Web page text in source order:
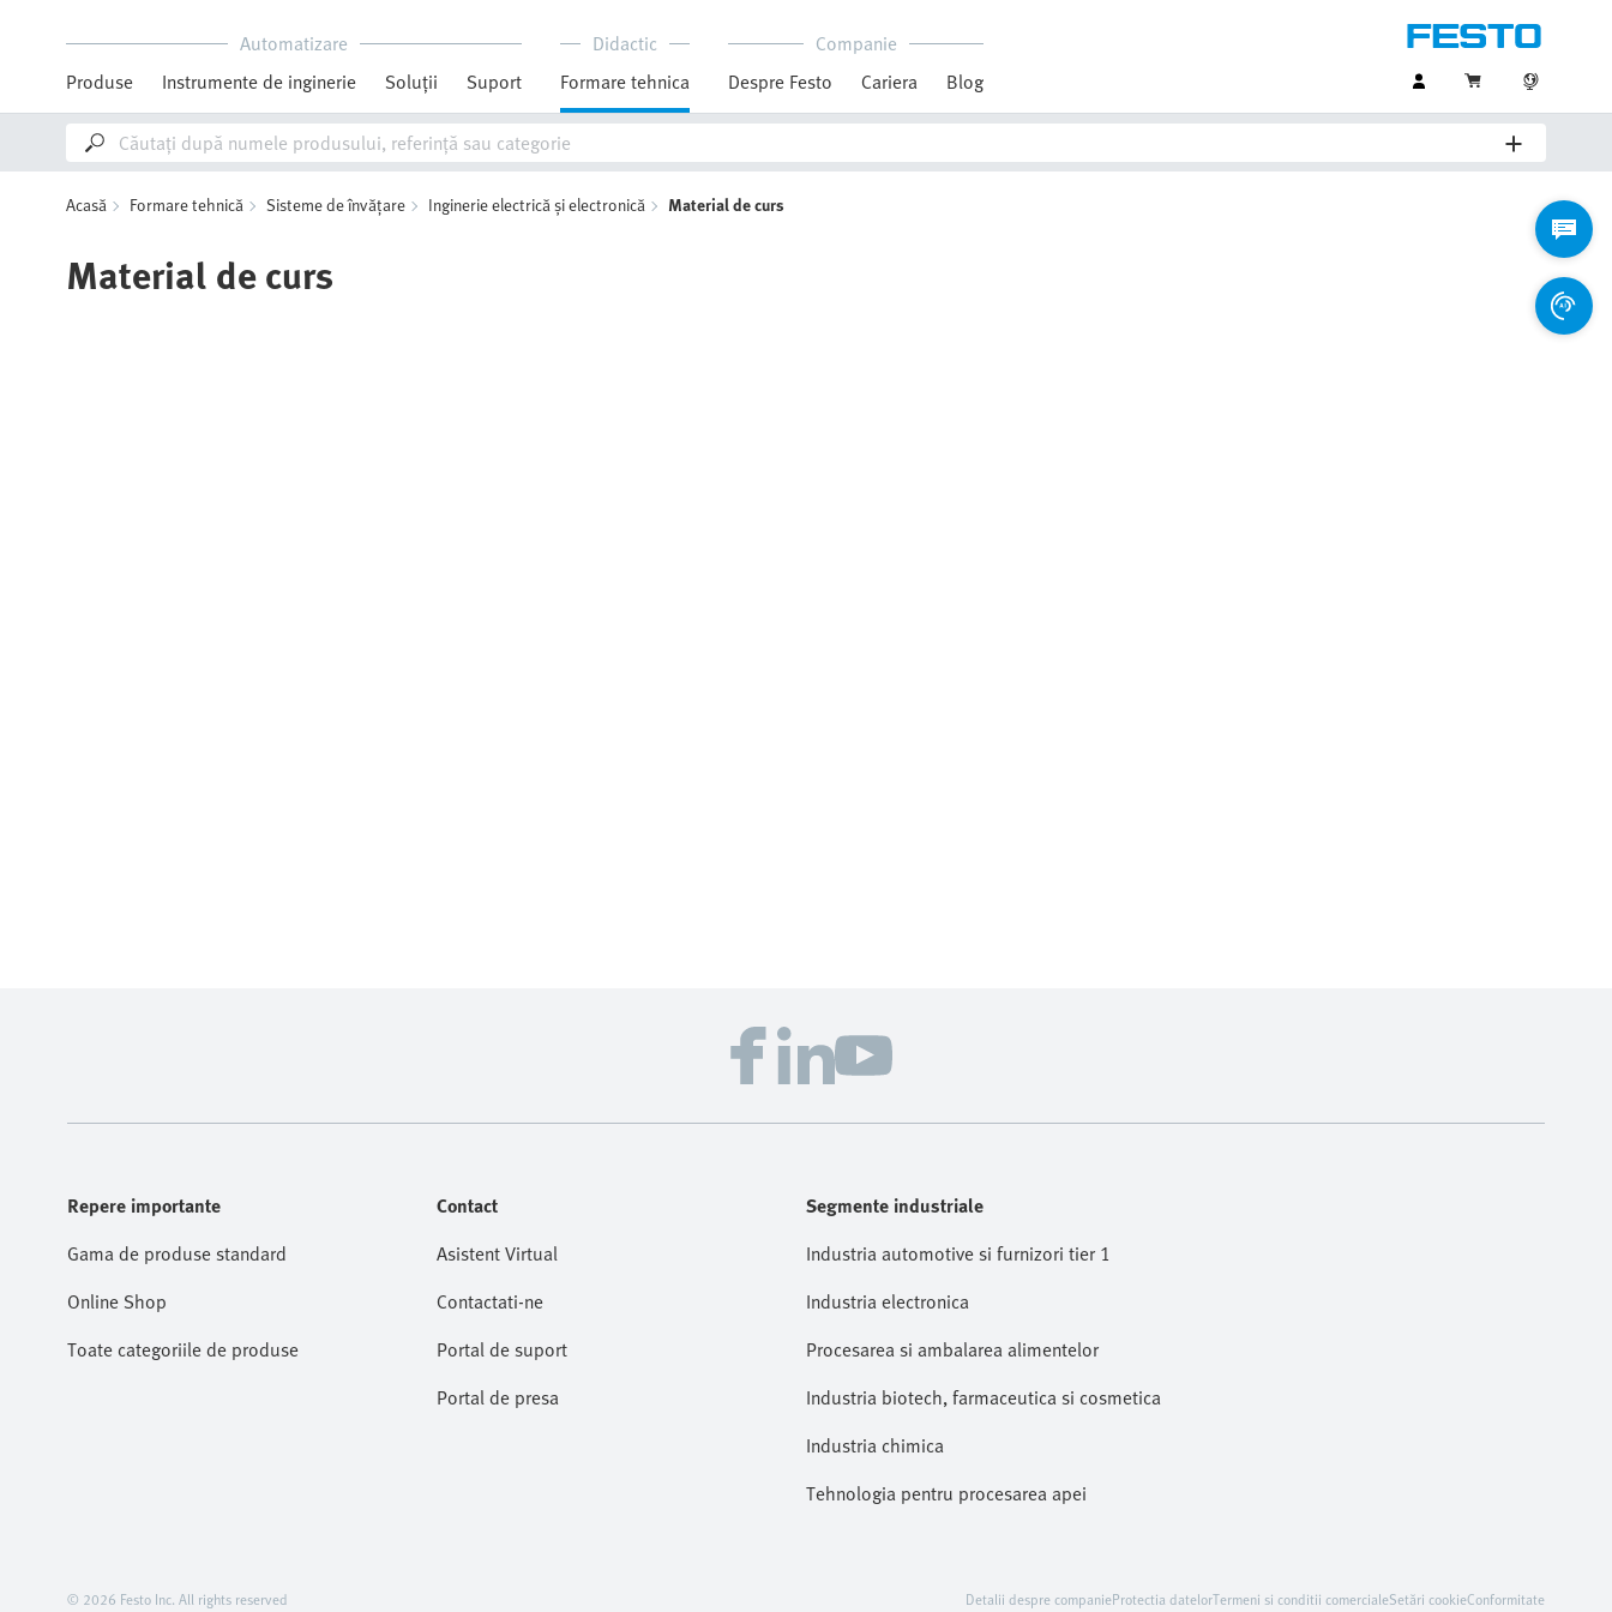
Automatizare
Produse
Instrumente de inginerie Soluții Suport
Didactic
Formare tehnica
Companie
Despre Festo
Cariera Blog
Acasă Formare tehnică Sisteme de învățare Inginerie electrică și electronică Material de curs
Material de curs
Repere importante
Gama de produse standard
Online Shop
Toate categoriile de produse
Contact
Asistent Virtual
Contactati-ne
Portal de suport
Portal de presa
Segmente industriale
Industria automotive si furnizori tier 1
Industria electronica
Procesarea si ambalarea alimentelor
Industria biotech, farmaceutica si cosmetica
Industria chimica
Tehnologia pentru procesarea apei
© 2026 Festo Inc. All rights reserved Detalii despre companieProtectia datelorTermeni si conditii comercialeSetări cookieConformitate